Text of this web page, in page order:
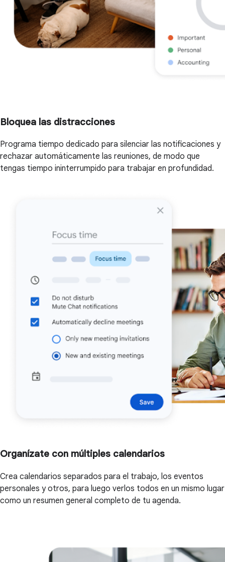
Bloquea las distracciones
Programa tiempo dedicado para silenciar las notificaciones y
rechazar automáticamente las reuniones, de modo que
tengas tiempo ininterrumpido para trabajar en profundidad.
Organízate con múltiples calendarios
Crea calendarios separados para el trabajo, los eventos
personales y otros, para luego verlos todos en un mismo lugar
como un resumen general completo de tu agenda.